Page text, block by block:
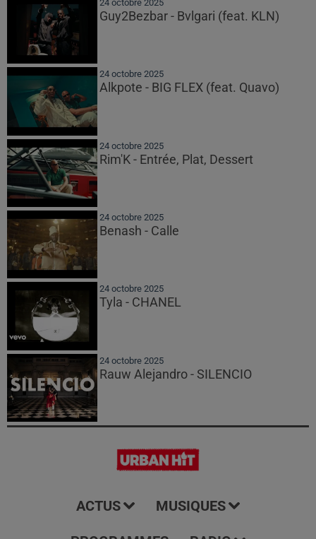
24 octobre 2025
Guy2Bezbar - Bvlgari (feat. KLN)
24 octobre 2025
Alkpote - BIG FLEX (feat. Quavo)
24 octobre 2025
Rim'K - Entrée, Plat, Dessert
24 octobre 2025
Benash - Calle
24 octobre 2025
Tyla - CHANEL
24 octobre 2025
Rauw Alejandro - SILENCIO
ACTUS MUSIQUES